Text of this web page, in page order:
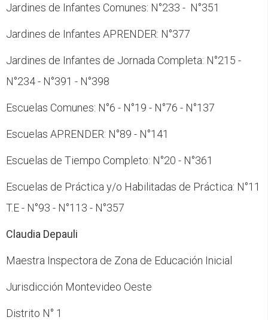
Jardines de Infantes Comunes: N°233 - N°351
Jardines de Infantes APRENDER: N°377
Jardines de Infantes de Jornada Completa: N°215 -
N°234 - N°391 - N°398
Escuelas Comunes: N°6 - N°19 - N°76 - N°137
Escuelas APRENDER: N°89 - N°141
Escuelas de Tiempo Completo: N°20 - N°361
Escuelas de Práctica y/o Habilitadas de Práctica: N°11
T.E - N°93 - N°113 - N°357
Claudia Depauli
Maestra Inspectora de Zona de Educación Inicial
Jurisdicción Montevideo Oeste
Distrito N° 1